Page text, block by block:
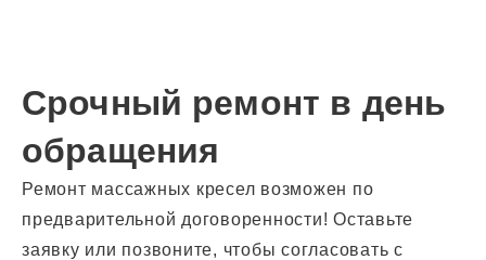
Срочный ремонт в день
обращения
Ремонт массажных кресел возможен по
предварительной договоренности! Оставьте
заявку или позвоните, чтобы согласовать с